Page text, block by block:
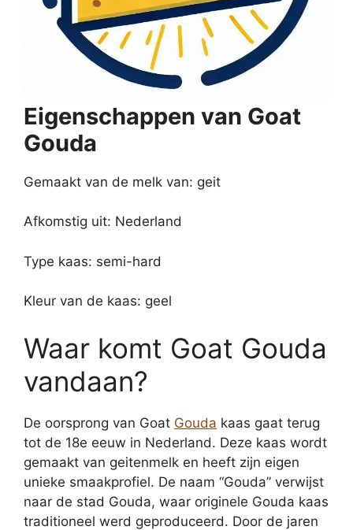
Eigenschappen van Goat
Gouda
Gemaakt van de melk van: geit
Afkomstig uit: Nederland
Type kaas: semi-hard
Kleur van de kaas: geel
Waar komt Goat Gouda
vandaan?
De oorsprong van Goat Gouda kaas gaat terug
tot de 18e eeuw in Nederland. Deze kaas wordt
gemaakt van geitenmelk en heeft zijn eigen
unieke smaakprofiel. De naam “Gouda” verwijst
naar de stad Gouda, waar originele Gouda kaas
traditioneel werd geproduceerd. Door de jaren